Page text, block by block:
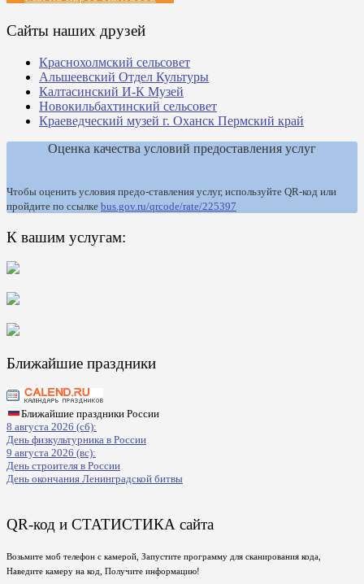
Сайты наших друзей
Краснохолмский сельсовет
Альшеевский Отдел Культуры
Калтасинский И-К Музей
Новокильбахтинский сельсовет
Краеведческий музей г. Оханск Пермский край
Оценка качества условий предоставления услуг
Чтобы оценить условия предо-ставления услуг, используйте QR-код или
пройдите по ссылке bus.gov.ru/qrcode/rate/225397
К вашим услугам:
Ближайшие праздники
Ближайшие праздники России
8 августа 2026 (сб):
День физкультурника в России
9 августа 2026 (вс):
День строителя в России
День окончания Ленинградской битвы
QR-код и СТАТИСТИКА сайта
Возьмите моб телефон с камерой, Запустите программу для сканирования кода,
Наведите камеру на код, Получите информацию!